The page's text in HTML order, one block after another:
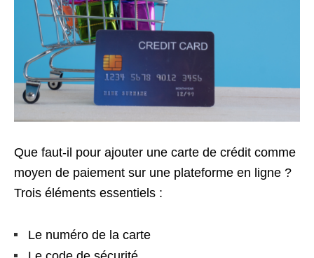
Que faut-il pour ajouter une carte de crédit comme
moyen de paiement sur une plateforme en ligne ?
Trois éléments essentiels :
Le numéro de la carte